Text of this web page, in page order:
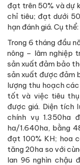
đạt trên 50% và dự
chỉ tiêu; đạt dưới
hạn đánh giá. Cụ thể:
Trong 6 tháng đầu
nông – lâm nghiệp
sản xuất đảm bảo
sản xuất được đảm
lượng thu hoạch
tốt và việc tiêu thụ
được giá. Diện tích
chính vụ 1.350ha
ha/1.640ha, bằng
đạt 100% KH; hoa
tăng 20ha so với
lan 96 nghìn chậu